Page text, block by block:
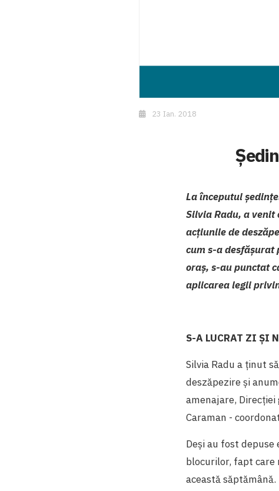
23 Ian. 2018
La începutul
Silvia Radu, a venit
acțiunile de
cum s-a desfășurat
oraș, s-au punctat
aplicarea legii
S-A LUCRAT ZI ȘI
Silvia Radu a ținut
deszăpezire și
amenajare,
Caraman -
Deși au fost
blocurilor, fapt care
această